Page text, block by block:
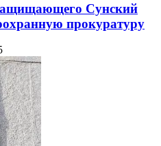
Сунский
прокуратуру